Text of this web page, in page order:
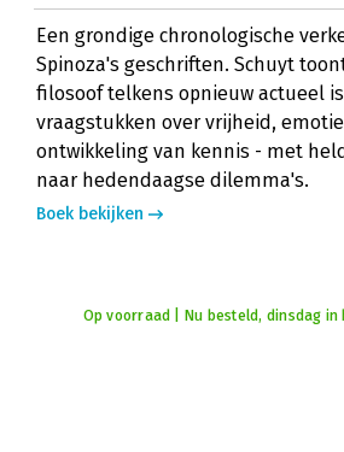
Een grondige chronologische
Spinoza's geschriften. Schuyt
filosoof telkens opnieuw actueel
vraagstukken over vrijheid,
ontwikkeling van kennis - met
naar hedendaagse dilemma's.
Boek bekijken
Op voorraad | Nu besteld, dinsdag